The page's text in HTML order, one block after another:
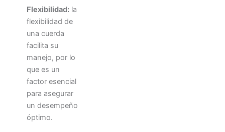
Flexibilidad:la
flexibilidad de
una cuerda
facilita su
manejo, por lo
que es un
factor esencial
para asegurar
un desempeño
óptimo.